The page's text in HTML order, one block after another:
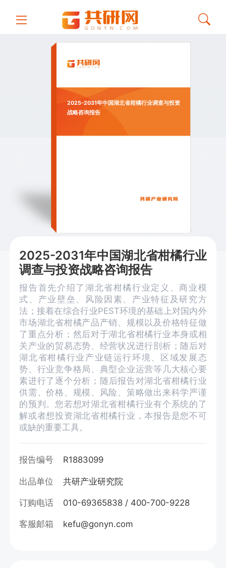
2025-2031年中国湖北省柑橘行业调查与投资
战略咨询报告
2025-2031年中国湖北省柑橘行业
调查与投资战略咨询报告
报告首先介绍了湖北省柑橘行业定义、商业模
式、产业壁垒、风险因素、产业特征及研究方
法；接着在综合行业PEST环境的基础上对国内外
市场湖北省柑橘产品产销、规模以及价格特征做
了重点分析；然后对于湖北省柑橘行业本身或相
关产业的贸易态势、经营状况进行剖析；随后对
湖北省柑橘行业产业链运行环境、区域发展态
势、行业竞争格局、典型企业运营等几大核心要
素进行了逐个分析；随后报告对湖北省柑橘行业
供需、价格、规模、风险、策略做出来科学严谨
的预判。您若想对湖北省柑橘行业有个系统的了
解或者想投资湖北省柑橘行业，本报告是您不可
或缺的重要工具。
报告编号 R1883099
出品单位 共研产业研究院
订购电话 010-69365838 / 400-700-9228
客服邮箱 kefu@gonyn.com